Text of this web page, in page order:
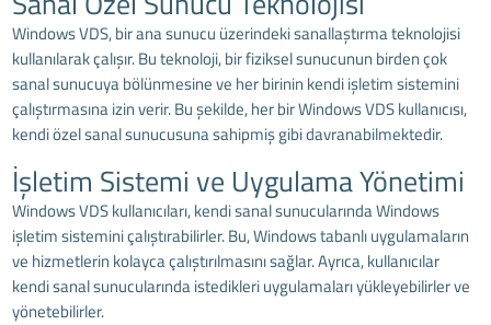
Windows VDS, bir ana sunucu üzerindeki sanallaştırma teknolojisi
kullanılarak çalışır. Bu teknoloji, bir fiziksel sunucunun birden çok
sanal sunucuya bölünmesine ve her birinin kendi işletim sistemini
çalıştırmasına izin verir. Bu şekilde, her bir Windows VDS kullanıcısı,
kendi özel sanal sunucusuna sahipmiş gibi davranabilmektedir.
İşletim Sistemi ve Uygulama Yönetimi
Windows VDSkullanıcıları, kendi sanal sunucularında Windows
işletim sistemini çalıştırabilirler. Bu, Windows tabanlı uygulamaların
ve hizmetlerin kolayca çalıştırılmasını sağlar. Ayrıca, kullanıcılar
kendi sanal sunucularında istedikleri uygulamaları yükleyebilirler ve
yönetebilirler.